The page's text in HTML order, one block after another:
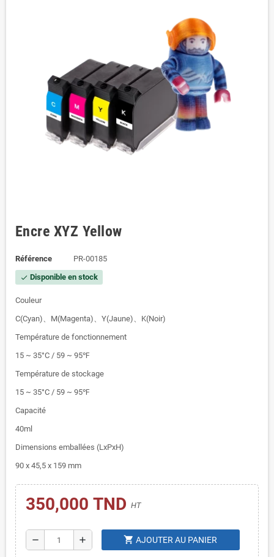
Encre XYZ Yellow
Référence PR-00185
check Disponible en stock
Couleur
C(Cyan)、M(Magenta)、Y(Jaune)、K(Noir)
Température de fonctionnement
15 ~ 35°C / 59 ~ 95℉
Température de stockage
15 ~ 35°C / 59 ~ 95℉
Capacité
40ml
Dimensions emballées (LxPxH)
90 x 45,5 x 159 mm
350,000 TND HT
remove add shopping_cart AJOUTER AU PANIER